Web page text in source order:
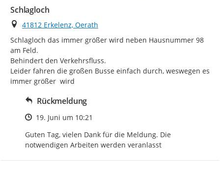
Schlagloch
Ort
41812 Erkelenz, Oerath
Schlagloch das immer größer wird neben Hausnummer 98
am Feld.
Behindert den Verkehrsfluss.
Leider fahren die großen Busse einfach durch, weswegen es
immer größer  wird
Rückmeldung
Zeitpunkt des Erstellens
19. Juni um 10:21
Guten Tag, vielen Dank für die Meldung. Die
notwendigen Arbeiten werden veranlasst